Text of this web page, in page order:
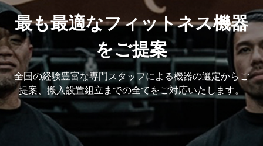
最も最適なフィットネス機器
をご提案
全国の経験豊富な専門スタッフによる機器の選定からご
提案、搬入設置組立までの全てをご対応いたします。